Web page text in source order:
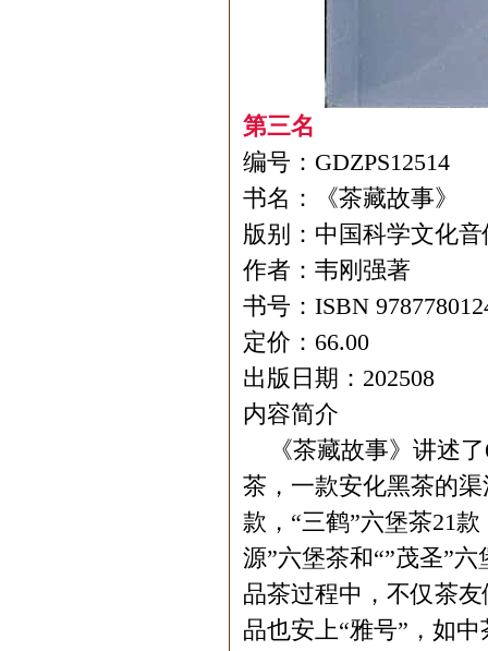
第三名
编号：GDZPS12514
书名：《茶藏故事》
版别：中国科学文化
作者：韦刚强著
书号：ISBN
定价：66.00
出版日期：202508
内容简介
《茶藏故事》讲述了
茶，一款安化黑茶的
款，“三鹤”六堡茶21
源”六堡茶和“”茂圣”
品茶过程中，不仅茶
品也安上“雅号”，如